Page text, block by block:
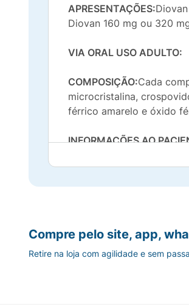
APRESENTAÇÕES:
Diovan 160 mg ou 320
VIA ORAL USO ADULTO:
COMPOSIÇÃO:Cada
microcristalina,
férrico amarelo e óxido
INFORMAÇÕES AO
insuficiência cardíaca e
A pressão arterial
sanguíneos do cérebro,
destas doenças. Diovan
pés e pernas devido ao
força suficiente para
miocárdio) para melhorar
Compre pelo site, app,
Retire na loja com agilidade e sem